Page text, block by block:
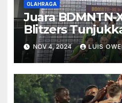
OLAHRAGA
Juara BDMNTN-
Blitzers
Comeback
NOV 4, 2024 LUIS